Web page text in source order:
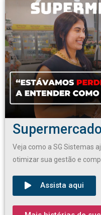
Veja como a SG Sistemas
otimizar sua gestão e
Assista aqui